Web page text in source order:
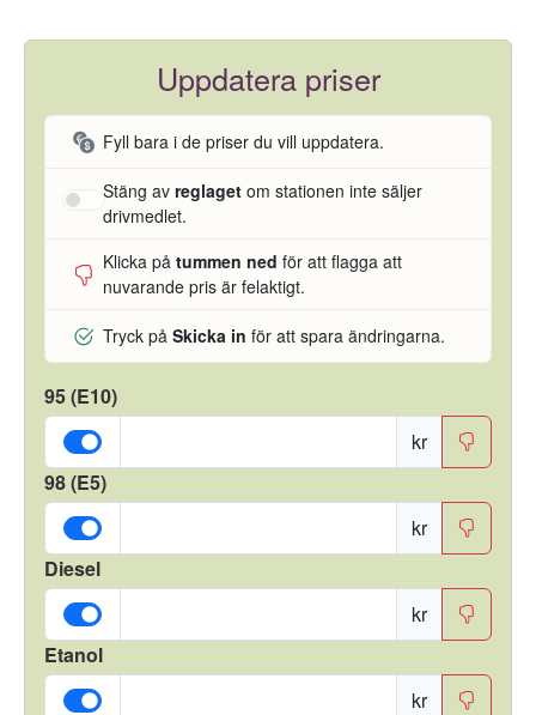
Uppdatera priser
Fyll bara i de priser du vill uppdatera.
Stäng av reglaget om stationen inte säljer
drivmedlet.
Klicka på tummen ned för att flagga att
nuvarande pris är felaktigt.
Tryck på Skicka in för att spara ändringarna.
95 (E10)
kr
98 (E5)
kr
Diesel
kr
Etanol
kr